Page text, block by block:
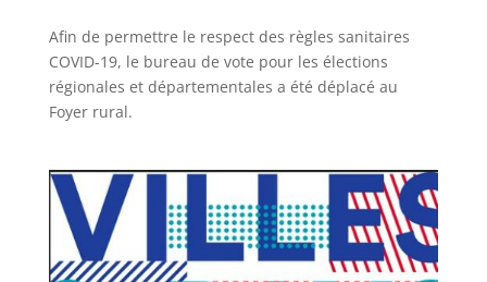
Afin de permettre le respect des règles sanitaires
COVID-19, le bureau de vote pour les élections
régionales et départementales a été déplacé au
Foyer rural.